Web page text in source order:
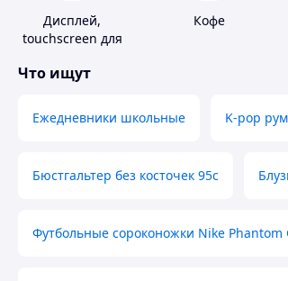
Дисплей,
touchscreen для
Кофе
Что ищут
Ежедневники школьные K-pop
Бюстгальтер без косточек 95с
Футбольные сороконожки Nike Phantom